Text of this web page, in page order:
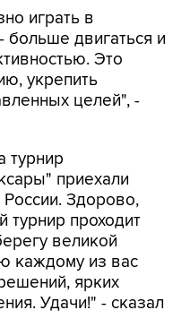
играть в
двигаться и
Это
укрепить
целей", -
турнир
приехали
Здорово,
турнир проходит
великой
каждому из вас
ярких
Удачи!" - сказал